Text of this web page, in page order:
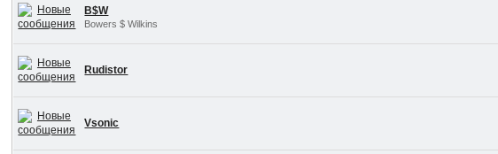
B$W
Bowers $ Wilkins
Rudistor
Vsonic